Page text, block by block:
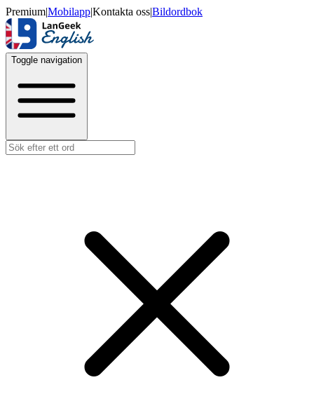
Premium|Mobilapp|Kontakta oss|Bildordbok
Toggle navigation